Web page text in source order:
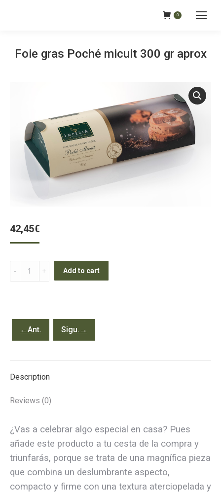
0
Foie gras Poché micuit 300 gr aprox
42,45€
gras
Add to cart
←Ant. Sigu.→
Description
Reviews (0)
¿Vas a celebrar algo especial en casa? Pues
añade este producto a tu cesta de la compra y
triunfarás, porque se trata de una magnífica pieza
que combina un deslumbrante aspecto,
compacto y firme con una textura aterciopelada y